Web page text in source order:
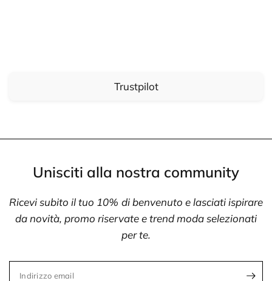
Trustpilot
Unisciti alla nostra community
Ricevi subito il tuo 10% di benvenuto e lasciati ispirare
da novità, promo riservate e trend moda selezionati
per te.
Indirizzo email